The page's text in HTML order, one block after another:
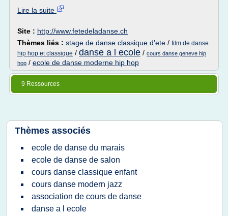
Lire la suite
Site : http://www.fetedeladanse.ch
Thèmes liés : stage de danse classique d'ete / film de danse
hip hop et classique / danse a l ecole / cours danse geneve hip
hop / ecole de danse moderne hip hop
9 Ressources
Thèmes associés
ecole de danse du marais
ecole de danse de salon
cours danse classique enfant
cours danse modern jazz
association de cours de danse
danse a l ecole